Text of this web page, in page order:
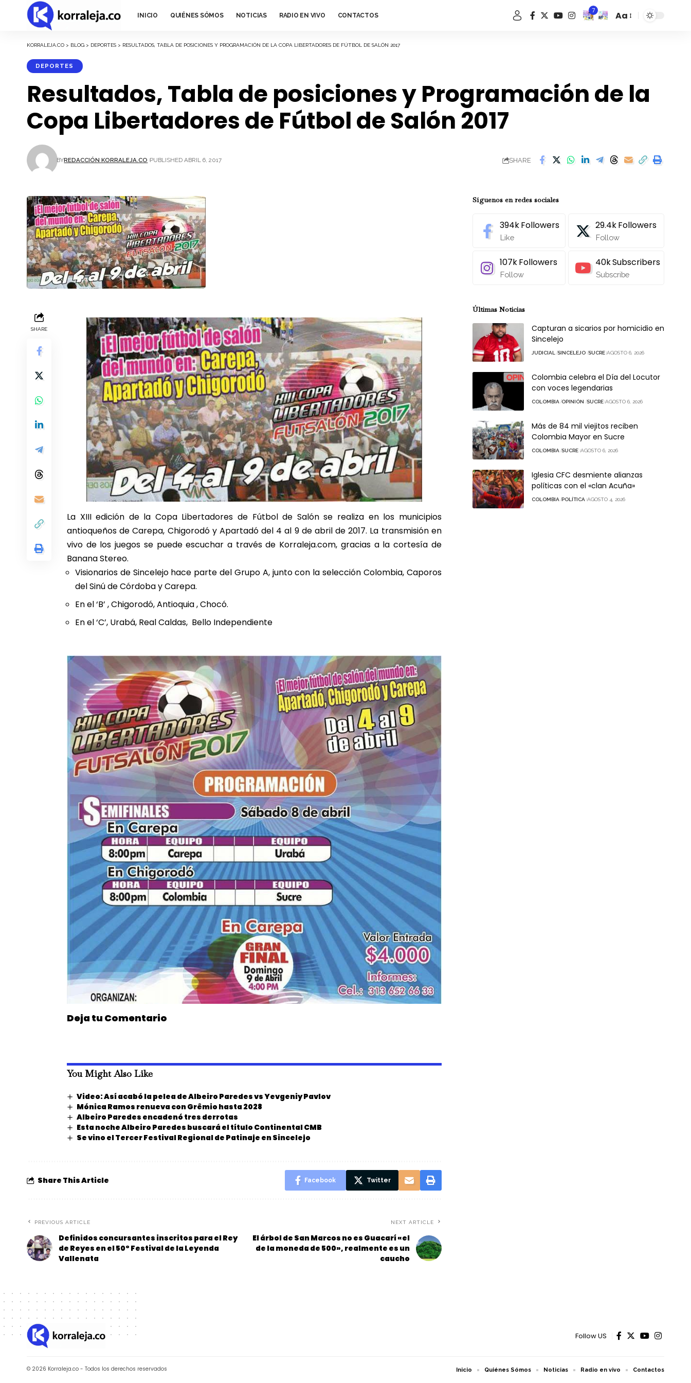
INICIO QUIÉNES SÓMOS NOTICIAS RADIO EN VIVO CONTACTOS
7
Font
Aa
KORRALEJA.CO > BLOG > DEPORTES > RESULTADOS, TABLA DE POSICIONES Y PROGRAMACIÓN DE LA COPA LIBERTADORES DE FÚTBOL DE SALÓN 2017
DEPORTES
Resultados, Tabla de posiciones y Programación de la
Copa Libertadores de Fútbol de Salón 2017
BYREDACCIÓN KORRALEJA.CO PUBLISHED ABRIL 6, 2017 SHARE
SHARE
La XIII edición de la Copa Libertadores de Fútbol de Salón se realiza en los municipios
antioqueños de Carepa, Chigorodó y Apartadó del 4 al 9 de abril de 2017. La transmisión en
vivo de los juegos se puede escuchar a través de Korraleja.com, gracias a la cortesía de
Banana Stereo.
Visionarios de Sincelejo hace parte del Grupo A, junto con la selección Colombia, Caporos
del Sinú de Córdoba y Carepa.
En el ‘B’ , Chigorodó, Antioquia , Chocó.
En el ‘C’, Urabá, Real Caldas, Bello Independiente
Deja tu Comentario
You Might Also Like
Video: Así acabó la pelea de Albeiro Paredes vs Yevgeniy Pavlov
Mónica Ramos renueva con Grêmio hasta 2028
Albeiro Paredes encadenó tres derrotas
Esta noche Albeiro Paredes buscará el título Continental CMB
Se vino el Tercer Festival Regional de Patinaje en Sincelejo
Share This Article Facebook Twitter
PREVIOUS ARTICLE
Definidos concursantes inscritos para el Rey
de Reyes en el 50° Festival de la Leyenda
Vallenata
NEXT ARTICLE
El árbol de San Marcos no es Guacarí «el
de la moneda de 500», realmente es un
caucho
Síguenos en redes sociales
394kFollowers
Like
29.4kFollowers
Follow
107kFollowers
Follow
40kSubscribers
Subscribe
Últimas Noticias
Capturan a sicarios por homicidio en
Sincelejo
JUDICIAL SINCELEJO SUCRE AGOSTO 6, 2026
Colombia celebra el Día del Locutor
con voces legendarias
COLOMBIA OPINIÓN SUCRE AGOSTO 6, 2026
Más de 84 mil viejitos reciben
Colombia Mayor en Sucre
COLOMBIA SUCRE AGOSTO 6, 2026
Iglesia CFC desmiente alianzas
políticas con el «clan Acuña»
COLOMBIA POLÍTICA AGOSTO 4, 2026
Follow US
© 2026 Korraleja.co - Todos los derechos reservados Inicio Quiénes Sómos Noticias Radio en vivo Contactos